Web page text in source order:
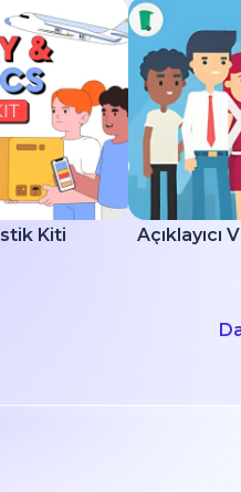
Kiti Açıklayıcı